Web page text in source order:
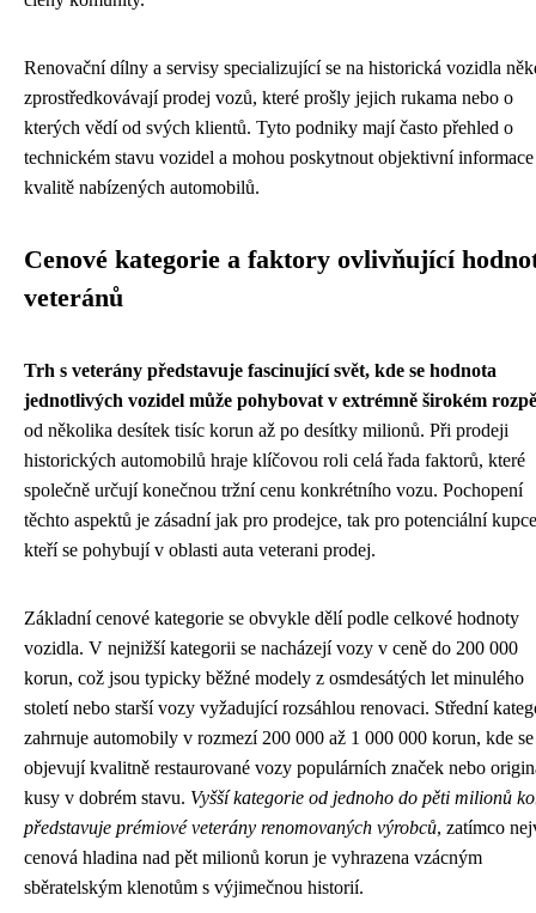
Renovační dílny a servisy specializující se na historická vozidla
zprostředkovávají prodej vozů, které prošly jejich rukama nebo o
kterých vědí od svých klientů. Tyto podniky mají často přehled o
technickém stavu vozidel a mohou poskytnout objektivní
kvalitě nabízených automobilů.
Cenové kategorie a faktory ovlivňující
veteránů
Trh s veterány představuje fascinující svět, kde se hodnota
jednotlivých vozidel může pohybovat v extrémně širokém
od několika desítek tisíc korun až po desítky milionů. Při prodeji
historických automobilů hraje klíčovou roli celá řada faktorů, které
společně určují konečnou tržní cenu konkrétního vozu. Pochopení
těchto aspektů je zásadní jak pro prodejce, tak pro potenciální
kteří se pohybují v oblasti auta veterani prodej.
Základní cenové kategorie se obvykle dělí podle celkové hodnoty
vozidla. V nejnižší kategorii se nacházejí vozy v ceně do 200 000
korun, což jsou typicky běžné modely z osmdesátých let minulého
století nebo starší vozy vyžadující rozsáhlou renovaci. Střední
zahrnuje automobily v rozmezí 200 000 až 1 000 000 korun, kde se
objevují kvalitně restaurované vozy populárních značek nebo
kusy v dobrém stavu. Vyšší kategorie od jednoho do pěti milionů
představuje prémiové veterány renomovaných výrobců, zatímco
cenová hladina nad pět milionů korun je vyhrazena vzácným
sběratelským klenotům s výjimečnou historií.